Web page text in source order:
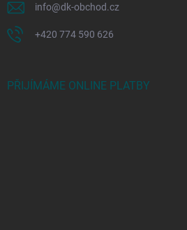
info@dk-obchod.cz
+420 774 590 626
PŘIJÍMÁME ONLINE PLATBY